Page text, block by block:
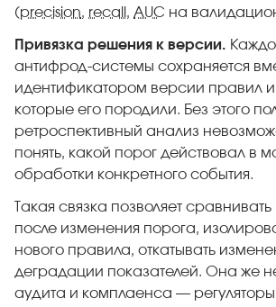
(precision, recall , AUC на
Привязка решения к версии.
антифрод-системы сохраняется
идентификатором версии правил
которые его породили. Без этого
ретроспективный анализ
понять, какой порог действовал в
обработки конкретного события.
Такая связка позволяет
после изменения порога,
нового правила, откатывать
деградации показателей. Она же
аудита и комплаенса —